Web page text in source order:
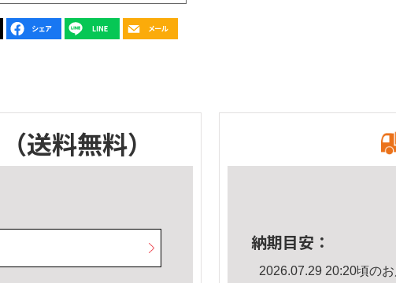
（送料無料）
納期目安：
2026.07.29 20:20頃のお